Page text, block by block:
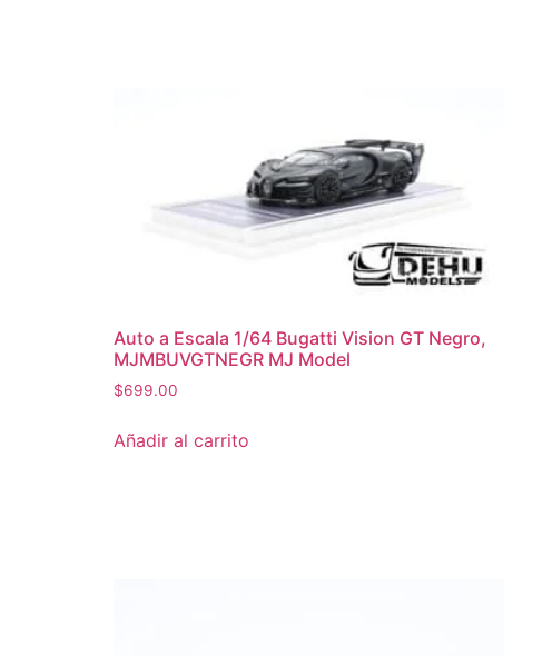
Auto a Escala 1/64 Bugatti Vision GT Negro,
MJMBUVGTNEGR MJ Model
$699.00
Añadir al carrito